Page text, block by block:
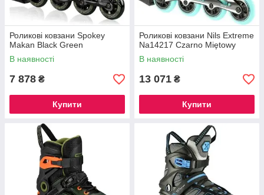
Роликові ковзани Spokey
Makan Black Green
В наявності
7 878 ₴
Купити
Роликові ковзани Nils Extreme
Na14217 Czarno Miętowy
В наявності
13 071 ₴
Купити